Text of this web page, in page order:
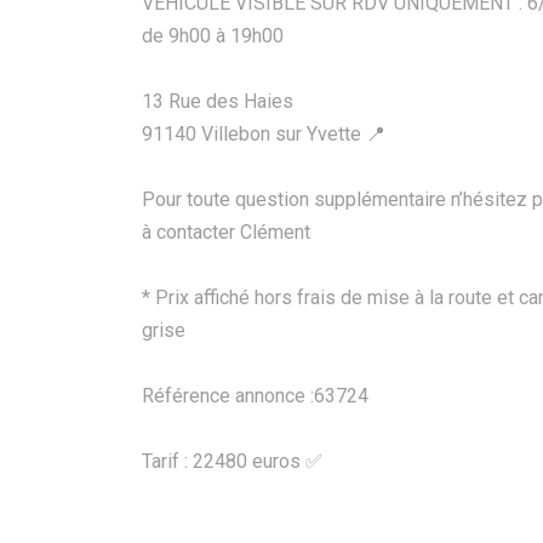
de 9h00 à 19h00
13 Rue des Haies
91140 Villebon sur Yvette 📍
Pour toute question supplémentaire n’hésitez
à contacter Clément
* Prix affiché hors frais de mise à la route et
grise
Référence annonce :63724
Tarif : 22480 euros ✅